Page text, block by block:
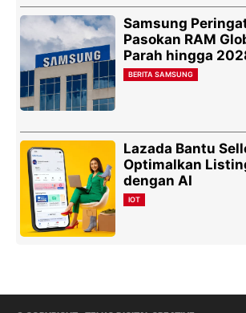
Samsung
Pasokan RAM
Parah hingga
BERITA SAMSUNG
Lazada Bantu
Optimalkan
dengan AI
IOT